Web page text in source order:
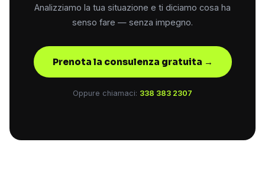
Analizziamo la tua situazione e ti diciamo cosa ha
senso fare — senza impegno.
Prenota la consulenza gratuita →
Oppure chiamaci: 338 383 2307